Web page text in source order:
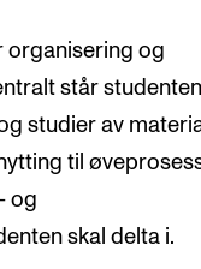
organisering og
står
studier av
til
og
skal delta i.